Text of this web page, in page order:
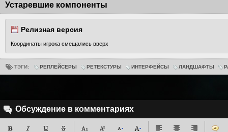
Устаревшие компоненты
Релизная версия
Координаты игрока смещались вверх
ТЭГИ: РЕПЛЕЙСЕРЫ РЕТЕКСТУРЫ ИНТЕРФЕЙСЫ ЛАНДШАФТЫ
Обсуждение в комментариях